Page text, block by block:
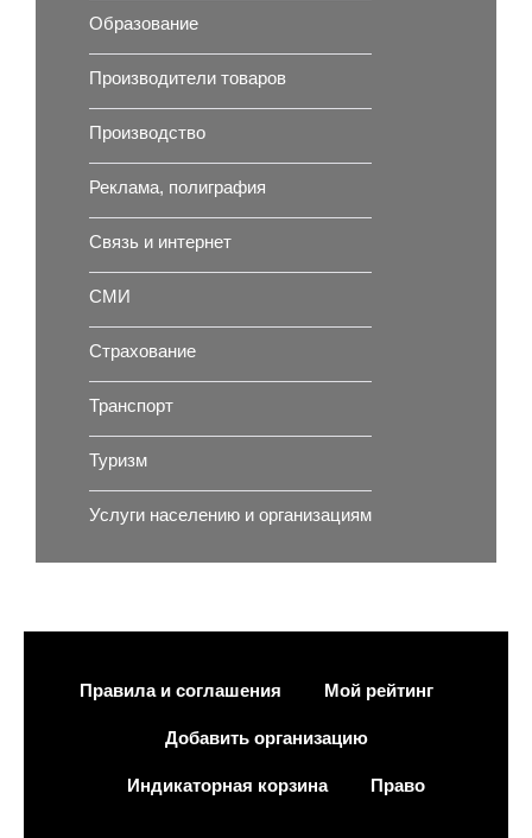
Образование
Производители товаров
Производство
Реклама, полиграфия
Связь и интернет
СМИ
Страхование
Транспорт
Туризм
Услуги населению и организациям
Правила и соглашения Мой рейтинг
Добавить организацию
Индикаторная корзина Право